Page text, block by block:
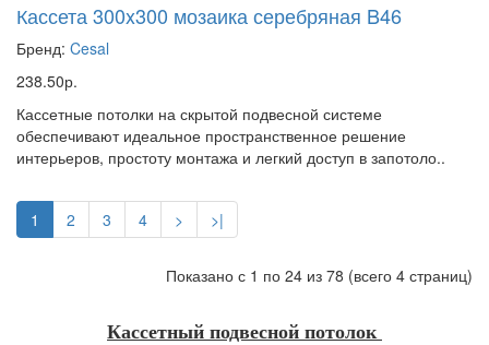
Кассета 300x300 мозаика серебряная B46
Бренд: Cesal
238.50р.
Кассетные потолки на скрытой подвесной системе
обеспечивают идеальное пространственное решение
интерьеров, простоту монтажа и легкий доступ в запотоло..
1 2 3 4 > >|
Показано с 1 по 24 из 78 (всего 4 страниц)
Кассетный подвесной потолок